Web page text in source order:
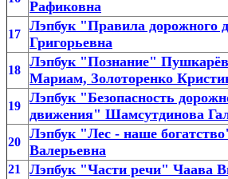
Рафиковна
17
Лэпбук "Правила дорожного
Григорьевна
18
Лэпбук "Познание"
Мариам, Золоторенко
19
Лэпбук "Безопасность
движения" Шамсутдинова
20
Лэпбук "Лес - наше
Валерьевна
21 Лэпбук "Части речи" Чаава